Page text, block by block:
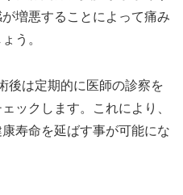
増悪することによって痛み
う。
後は定期的に医師の診察を
ックします。これにより、
寿命を延ばす事が可能にな